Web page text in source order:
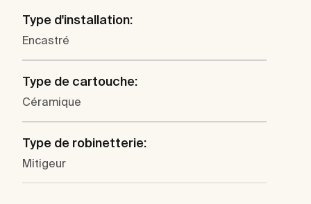
Type d'installation:
Encastré
Type de cartouche:
Céramique
Type de robinetterie:
Mitigeur